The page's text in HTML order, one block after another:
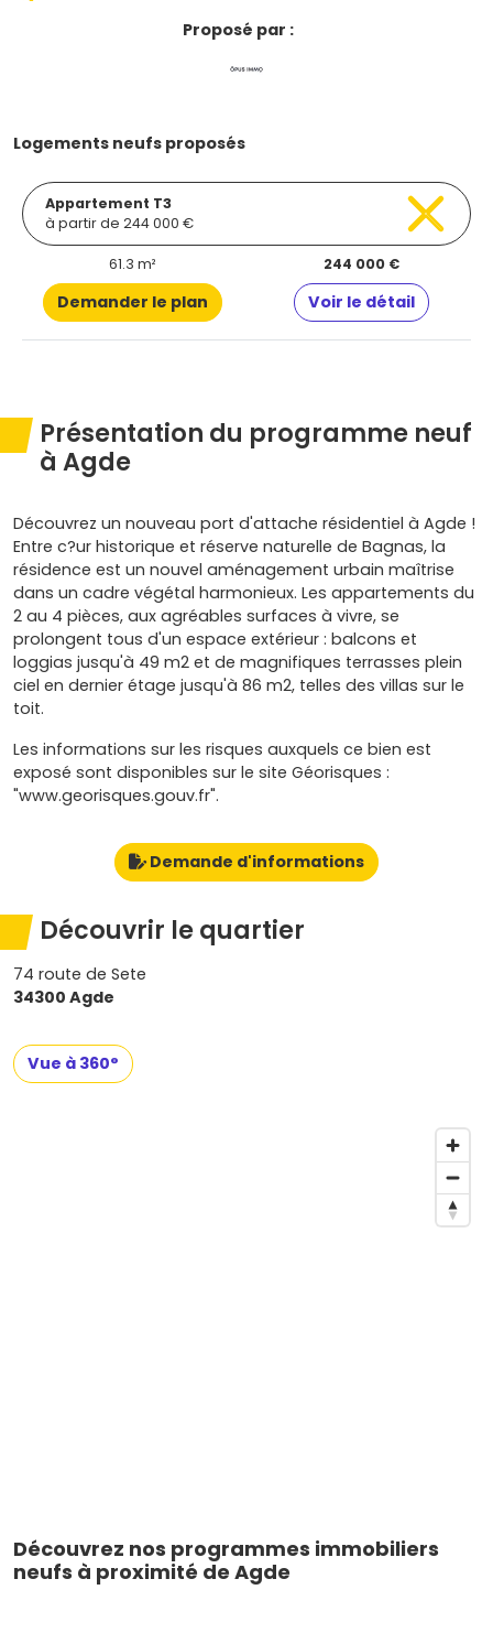
Proposé par :
Logements neufs proposés
Appartement T3
à partir de 244 000 €
61.3 m² 244 000 €
Demander le plan Voir le détail
Présentation du programme neuf
à Agde
Découvrez un nouveau port d'attache résidentiel à Agde !
Entre c?ur historique et réserve naturelle de Bagnas, la
résidence est un nouvel aménagement urbain maîtrise
dans un cadre végétal harmonieux. Les appartements du
2 au 4 pièces, aux agréables surfaces à vivre, se
prolongent tous d'un espace extérieur : balcons et
loggias jusqu'à 49 m2 et de magnifiques terrasses plein
ciel en dernier étage jusqu'à 86 m2, telles des villas sur le
toit.
Les informations sur les risques auxquels ce bien est
exposé sont disponibles sur le site Géorisques :
"www.georisques.gouv.fr".
Demande d'informations
Découvrir le quartier
74 route de Sete
34300 Agde
Vue à 360°
Découvrez nos programmes immobiliers
neufs à proximité de Agde